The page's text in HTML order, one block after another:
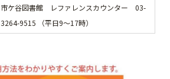
市ケ谷図書館 レファレンスカウンター 03-
3264-9515 （平日9～17時）